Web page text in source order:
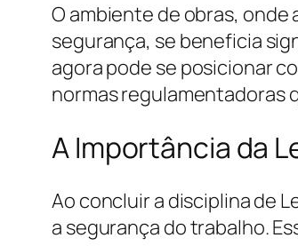
O ambiente de obras,
segurança, se beneficia
agora pode se posicionar
normas regulamentadoras
A Importância da
Ao concluir a disciplina de
a segurança do trabalho.